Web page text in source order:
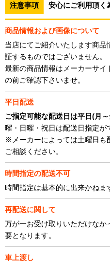
注意事項 安心にご利用頂く
商品情報および画像について
当店にてご紹介いたします商
証するものではございません。
最新の商品情報はメーカーサイ
の前ご確認下さいませ。
平日配送
ご指定可能な配送日は平日(月
曜・日曜・祝日は配送日指定が
※メーカーによっては土曜日も
ご相談ください。
時間指定の配送不可
時間指定は基本的に出来かねま
再配送に関して
万が一お受け取りいただけな
要となります。
車上渡し